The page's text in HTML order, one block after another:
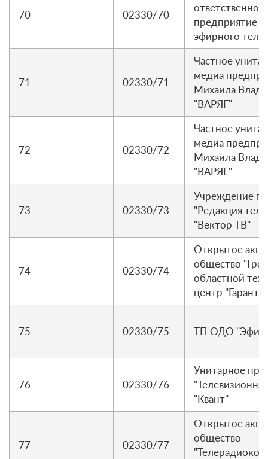
70 02330/70
предприятие
эфирного
71 02330/71
Частное
медиа
Михаила
"ВАРЯГ"
72 02330/72
Частное
медиа
Михаила
"ВАРЯГ"
73 02330/73
Учреждение г.
"Редакция
"Вектор ТВ"
74 02330/74
Открытое
общество
областной
центр "Гарант"
75 02330/75 ТП ОДО
76 02330/76
Унитарное
"Квант"
77 02330/77
Открытое
общество